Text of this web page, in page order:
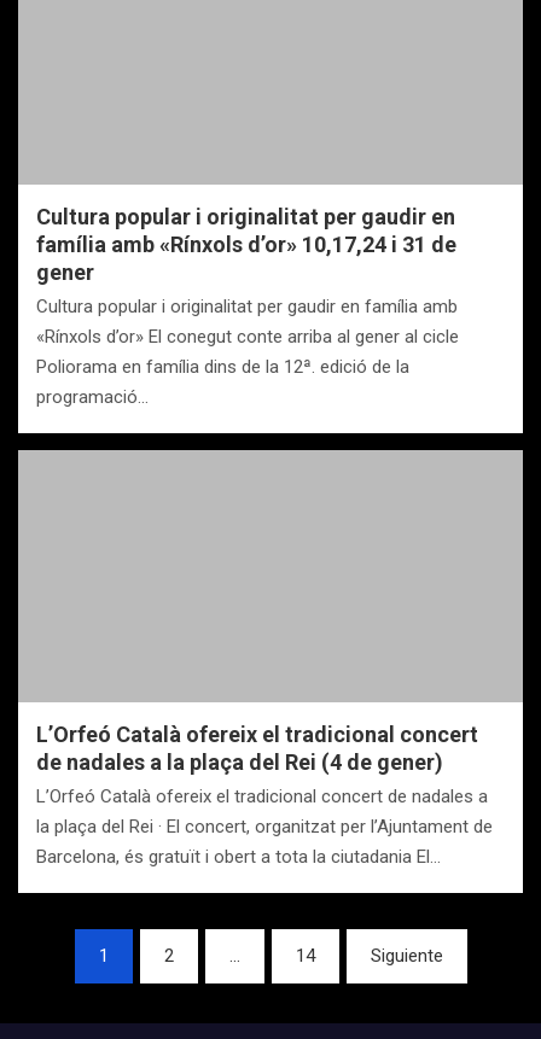
Cultura popular i originalitat per gaudir en
família amb «Rínxols d’or» 10,17,24 i 31 de
gener
Cultura popular i originalitat per gaudir en família amb
«Rínxols d’or» El conegut conte arriba al gener al cicle
Poliorama en família dins de la 12ª. edició de la
programació…
L’Orfeó Català ofereix el tradicional concert
de nadales a la plaça del Rei (4 de gener)
L’Orfeó Català ofereix el tradicional concert de nadales a
la plaça del Rei · El concert, organitzat per l’Ajuntament de
Barcelona, és gratuït i obert a tota la ciutadania El…
Navegación
entradas
1 2 … 14 Siguiente